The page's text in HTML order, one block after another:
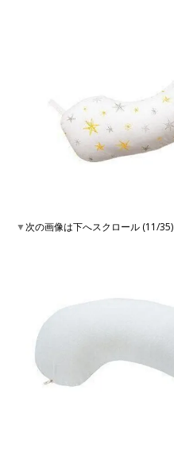
▼次の画像は下へスクロール (11/35)